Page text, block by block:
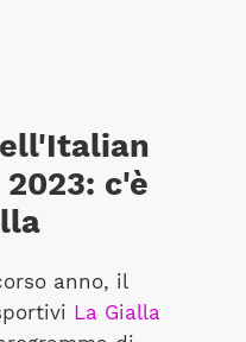
c'è
anno, il
La Gialla